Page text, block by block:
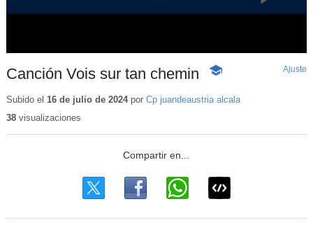
Canción Vois sur tan chemin
-
educativo
Ajuste
Subido el 16 de julio de 2024por Cp juandeaustria alcala
38visualizaciones